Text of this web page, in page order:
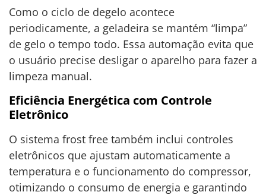
Como o ciclo de degelo acontece
periodicamente, a geladeira se mantém “limpa”
de gelo o tempo todo. Essa automação evita que
o usuário precise desligar o aparelho para fazer a
limpeza manual.
Eficiência Energética com Controle
Eletrônico
O sistema frost free também inclui controles
eletrônicos que ajustam automaticamente a
temperatura e o funcionamento do compressor,
otimizando o consumo de energia e garantindo